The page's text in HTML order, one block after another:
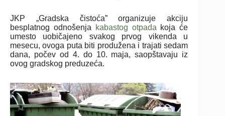
JKP „Gradska čistoća” organizuje akciju
besplatnog odnošenja
kabastog otpada koja će
umesto uobičajeno svakog prvog vikenda u
mesecu, ovoga puta biti produžena i trajati sedam
dana, počev od 4. do 10. maja, saopštavaju iz
ovog gradskog preduzeća.